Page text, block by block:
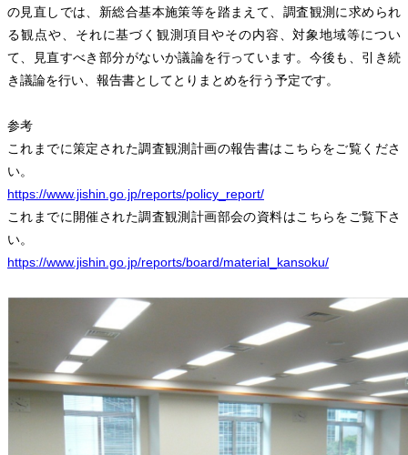
の見直しでは、新総合基本施策等を踏まえて、調査観測に求められ
る観点や、それに基づく観測項目やその内容、対象地域等につい
て、見直すべき部分がないか議論を行っています。今後も、引き続
き議論を行い、報告書としてとりまとめを行う予定です。
参考
これまでに策定された調査観測計画の報告書はこちらをご覧くださ
い。
https://www.jishin.go.jp/reports/policy_report/
これまでに開催された調査観測計画部会の資料はこちらをご覧下さ
い。
https://www.jishin.go.jp/reports/board/material_kansoku/